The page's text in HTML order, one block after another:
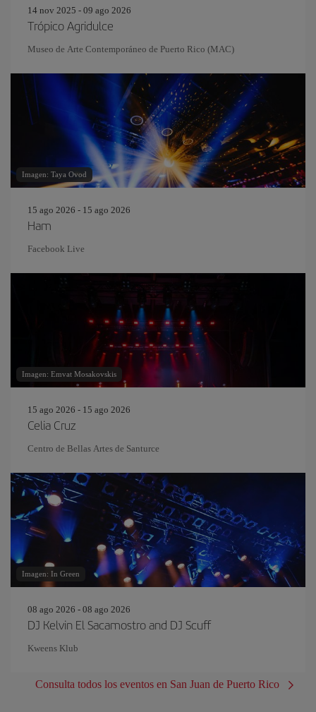
14 nov 2025 - 09 ago 2026
Trópico Agridulce
Museo de Arte Contemporáneo de Puerto Rico (MAC)
Imagen: Taya Ovod
15 ago 2026 - 15 ago 2026
Ham
Facebook Live
Imagen: Emvat Mosakovskis
15 ago 2026 - 15 ago 2026
Celia Cruz
Centro de Bellas Artes de Santurce
Imagen: In Green
08 ago 2026 - 08 ago 2026
DJ Kelvin El Sacamostro and DJ Scuff
Kweens Klub
Consulta todos los eventos en San Juan de Puerto Rico